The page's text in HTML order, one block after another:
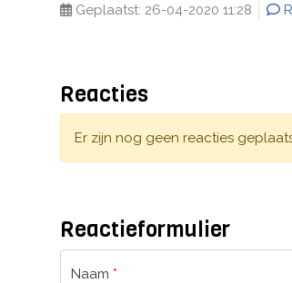
Geplaatst: 26-04-2020 11:28
Reacties
Er zijn nog geen reacties
Reactieformulier
Naam *